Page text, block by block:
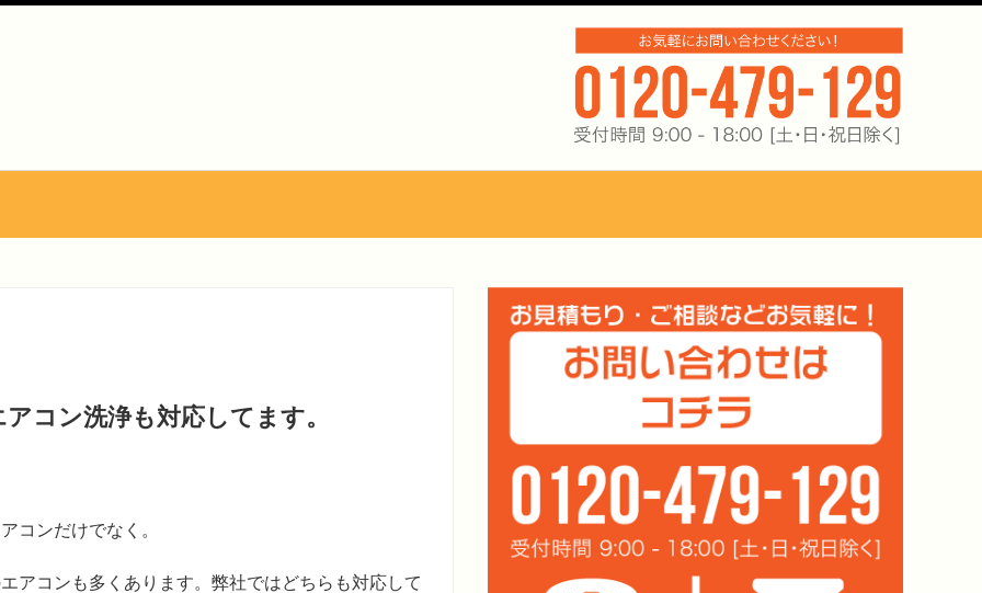
コン洗浄も対応してます。
コンだけでなく。
アコンも多くあります。弊社ではどちらも対応して